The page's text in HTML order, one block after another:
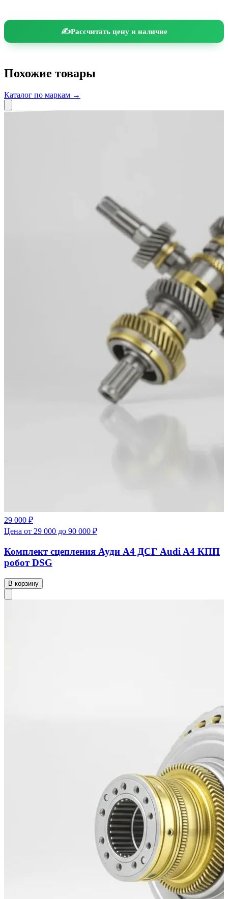
Рассчитать цену и наличие
Похожие товары
Каталог по маркам →
29 000 ₽
Цена от 29 000 до 90 000 ₽
Комплект сцепления Ауди А4 ДСГ Audi A4 КПП
робот DSG
В корзину